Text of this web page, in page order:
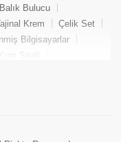
Balık Bulucu
Krem
Çelik Set
Bilgisayarlar
Kum Saati